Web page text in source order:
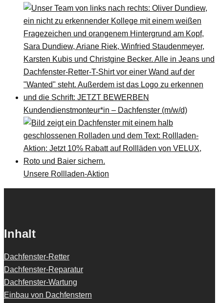
Kundendienstmonteur*in – Dachfenster (m/w/d)
Unsere Rollladen-Aktion
Inhalt
Dachfenster-Retter
Dachfenster-Reparatur
Dachfenster-Wartung
Einbau von Dachfenstern